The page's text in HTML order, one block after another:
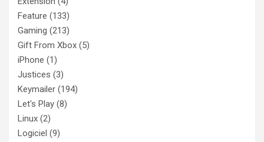
Feature (133)
Gaming (213)
Gift From Xbox (5)
iPhone (1)
Justices (3)
Keymailer (194)
Let's Play (8)
Linux (2)
Logiciel (9)